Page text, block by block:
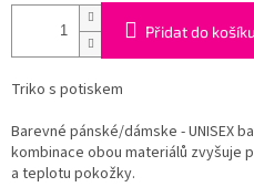
Přidat do košíku
Triko s potiskem
Barevné pánské/dámske - UNISEX
kombinace obou materiálů zvyšuje
a teplotu pokožky.